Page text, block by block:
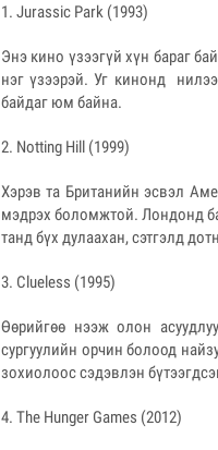
1. Jurassic Park (1993)
Энэ кино үзээгүй хүн бараг
нэг үзээрэй. Уг кинонд
байдаг юм байна.
2. Notting Hill (1999)
Хэрэв та Британийн эсвэл
мэдрэх боломжтой. Лондонд
танд бүх дулаахан, сэтгэлд
3. Clueless (1995)
Өөрийгөө нээж олон
сургуулийн орчин болоод
зохиолоос сэдэвлэн
4. The Hunger Games (2012)